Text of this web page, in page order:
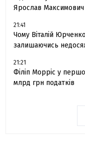
Ярослав Максимович
21:41
Чому Віталій
залишаючись
21:21
Філіп Морріс у
млрд грн податків